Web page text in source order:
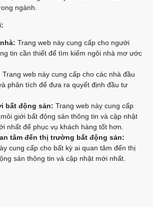
ngành.
Trang web này cung cấp cho người
tin cần thiết để tìm kiếm ngôi nhà mơ ước
Trang web này cung cấp cho các nhà đầu
phân tích để đưa ra quyết định đầu tư
bất động sản: Trang web này cung cấp
giới bất động sản thông tin và cập nhật
nhất để phục vụ khách hàng tốt hơn.
tâm đến thị trường bất động sản:
cung cấp cho bất kỳ ai quan tâm đến thị
sản thông tin và cập nhật mới nhất.